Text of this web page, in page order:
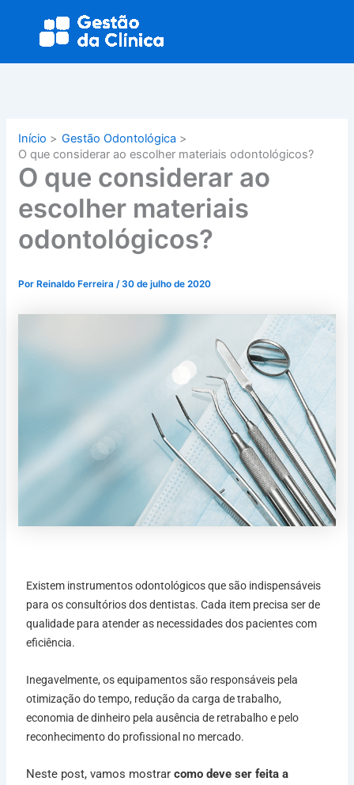
conteúdo
Início
Gestão Odontológica
O que considerar ao escolher materiais odontológicos?
O que considerar ao
escolher materiais
odontológicos?
Por Reinaldo Ferreira /30 de julho de 2020
Existem instrumentos odontológicos que são indispensáveis
para os consultórios dos dentistas. Cada item precisa ser de
qualidade para atender as necessidades dos pacientes com
eficiência.
Inegavelmente, os equipamentos são responsáveis pela
otimização do tempo, redução da carga de trabalho,
economia de dinheiro pela ausência de retrabalho e pelo
reconhecimento do profissional no mercado.
Neste post, vamos mostrar como deve ser feita a